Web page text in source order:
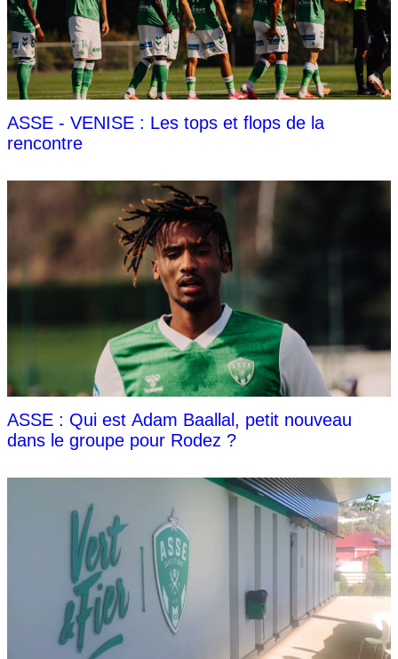
ASSE - VENISE : Les tops et flops de la
rencontre
ASSE : Qui est Adam Baallal, petit nouveau
dans le groupe pour Rodez ?